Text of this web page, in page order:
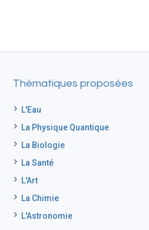
Thématiques proposées
L'Eau
La Physique Quantique
La Biologie
La Santé
L'Art
La Chimie
L'Astronomie